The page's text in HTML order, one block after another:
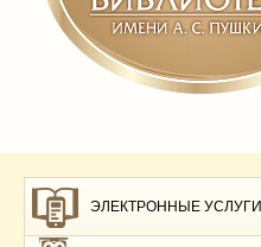
ЭЛЕКТРОННЫЕ УСЛУГИ